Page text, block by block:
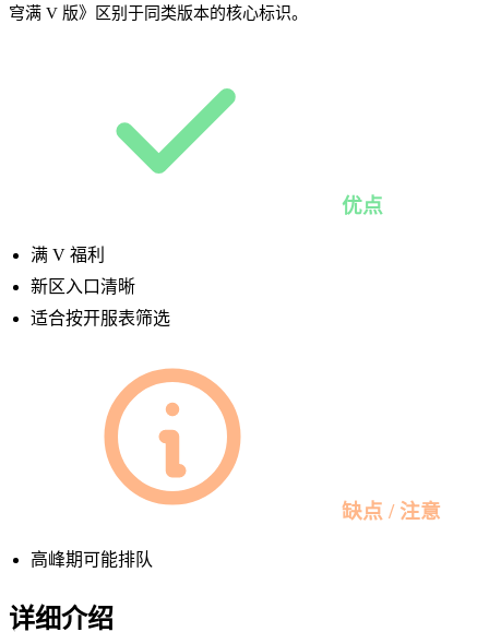
穹满 V 版》区别于同类版本的核心标识。
优点
满 V 福利
新区入口清晰
适合按开服表筛选
缺点 / 注意
高峰期可能排队
详细介绍